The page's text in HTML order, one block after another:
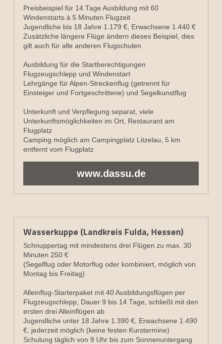
Preisbeispiel für 14 Tage Ausbildung mit 60
Windenstarts à 5 Minuten Flugzeit
Jugendliche bis 18 Jahre 1.179 €, Erwachsene 1.440 €
Zusätzliche längere Flüge ändern dieses Beispiel, dies
gilt auch für alle anderen Flugschulen
Ausbildung für die Startberechtigungen
Flugzeugschlepp und Windenstart
Lehrgänge für Alpen-Streckenflug (getrennt für
Einsteiger und Fortgeschrittene) und Segelkunstflug
Unterkunft und Verpflegung separat, viele
Unterkunftsmöglichkeiten im Ort, Restaurant am
Flugplatz
Camping möglich am Campingplatz Litzelau, 5 km
entfernt vom Flugplatz
www.dassu.de
Wasserkuppe (Landkreis Fulda, Hessen)
Schnuppertag mit mindestens drei Flügen zu max. 30
Minuten 250 €
(Segelflug oder Motorflug oder kombiniert, möglich von
Montag bis Freitag)
Alleinflug-Starterpaket mit 40 Ausbildungsflügen per
Flugzeugschlepp, Dauer 9 bis 14 Tage, schließt mit den
ersten drei Alleinflügen ab
Jugendliche unter 18 Jahre 1.390 €, Erwachsene 1.490
€, jederzeit möglich (keine festen Kurstermine)
Schulung täglich von 9 Uhr bis zum Sonnenuntergang